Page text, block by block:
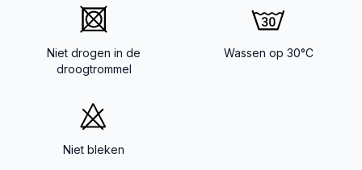
Niet drogen in de
droogtrommel
Wassen op 30°C
Niet bleken